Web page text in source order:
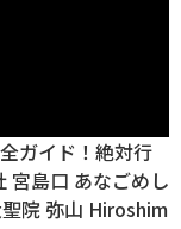
ガイド！絶対行
宮島口 あなごめし
院 弥山 Hiroshim